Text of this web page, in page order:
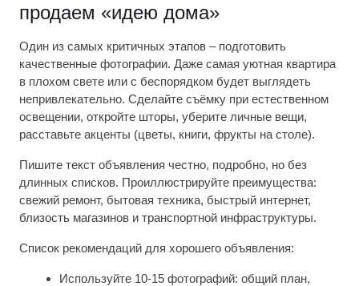
продаем «идею дома»
Один из самых критичных этапов – подготовить
качественные фотографии. Даже самая уютная квартира
в плохом свете или с беспорядком будет выглядеть
непривлекательно. Сделайте съёмку при естественном
освещении, откройте шторы, уберите личные вещи,
расставьте акценты (цветы, книги, фрукты на столе).
Пишите текст объявления честно, подробно, но без
длинных списков. Проиллюстрируйте преимущества:
свежий ремонт, бытовая техника, быстрый интернет,
близость магазинов и транспортной инфраструктуры.
Список рекомендаций для хорошего объявления:
Используйте 10-15 фотографий: общий план,